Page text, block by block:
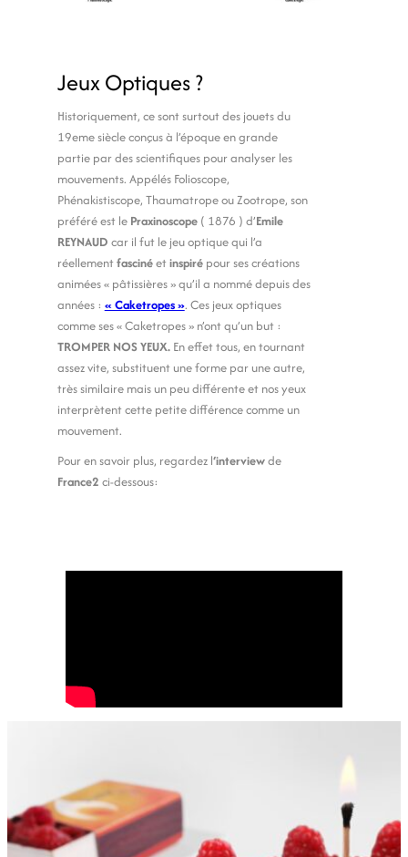
Jeux Optiques ?
Historiquement, ce sont surtout des jouets du
19eme siècle conçus à l’époque en grande
partie par des scientifiques pour analyser les
mouvements. Appélés Folioscope,
Phénakistiscope, Thaumatrope ou Zootrope, son
préféré est le Praxinoscope( 1876 ) d’Emile
REYNAUD car il fut le jeu optique qui l’a
réellementfascinéetinspirépour ses créations
animées « pâtissières » qu’il a nommé depuis des
années : « Caketropes ». Ces jeux optiques
comme ses « Caketropes » n’ont qu’un but :
TROMPER NOS YEUX.En effet tous, en tournant
assez vite, substituent une forme par une autre,
très similaire mais un peu différente et nos yeux
interprètent cette petite différence comme un
mouvement.
Pour en savoir plus, regardez l‘interviewde
France2 ci-dessous: